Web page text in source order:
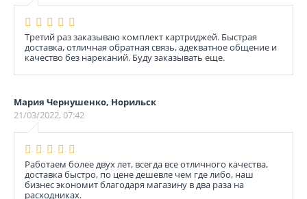
Третий раз заказываю комплект картриджей. Быстрая
доставка, отличная обратная связь, адекватное общение и
качество без нареканий. Буду заказывать еще.
Мария Чернушенко, Норильск
21/03/2022, 07:42
Работаем более двух лет, всегда все отличного качества,
доставка быстро, по цене дешевле чем где либо, наш
бизнес экономит благодаря магазину в два раза на
расходниках.